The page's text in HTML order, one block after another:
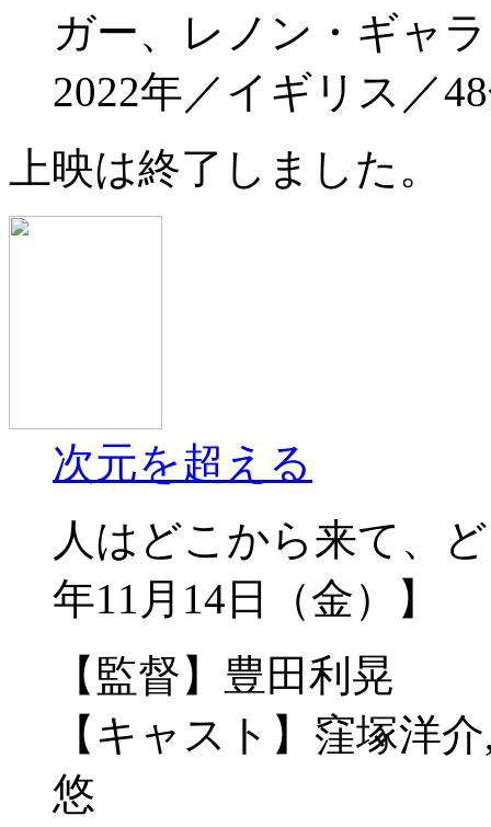
ガー、レノン・ギャ
2022年／イギリス／
上映は終了しました。
次元を超える
人はどこから来て、
年11月14日（金）】
【監督】豊田利晃
【キャスト】窪塚洋
悠